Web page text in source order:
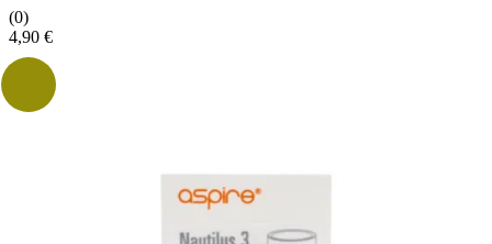
(0)
4,90 €